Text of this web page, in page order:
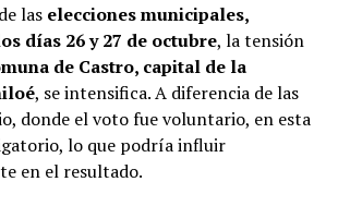
las elecciones municipales,
días 26 y 27 de octubre, la tensión
de Castro, capital de la
, se intensifica. A diferencia de las
donde el voto fue voluntario, en esta
lo que podría influir
en el resultado.